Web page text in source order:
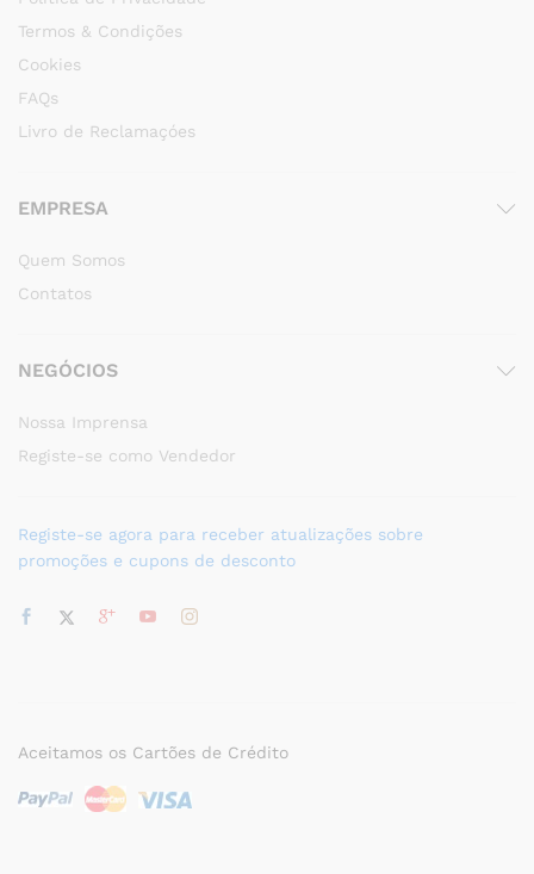
Termos & Condições
Cookies
FAQs
Livro de Reclamaçóes
EMPRESA
Quem Somos
Contatos
NEGÓCIOS
Nossa Imprensa
Registe-se como Vendedor
Registe-se agora para receber atualizações sobre
promoções e cupons de desconto
Aceitamos os Cartões de Crédito